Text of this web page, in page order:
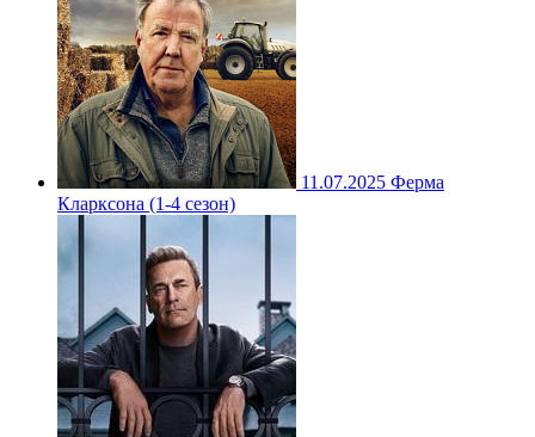
11.07.2025 Ферма
Кларксона (1-4 сезон)